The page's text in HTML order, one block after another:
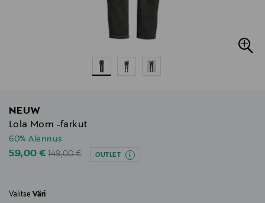
NEUW
Lola Mom -farkut
60% Alennus
Discounted Price
59,00 €Original Price
149,00 € OUTLET
Valitse Väri